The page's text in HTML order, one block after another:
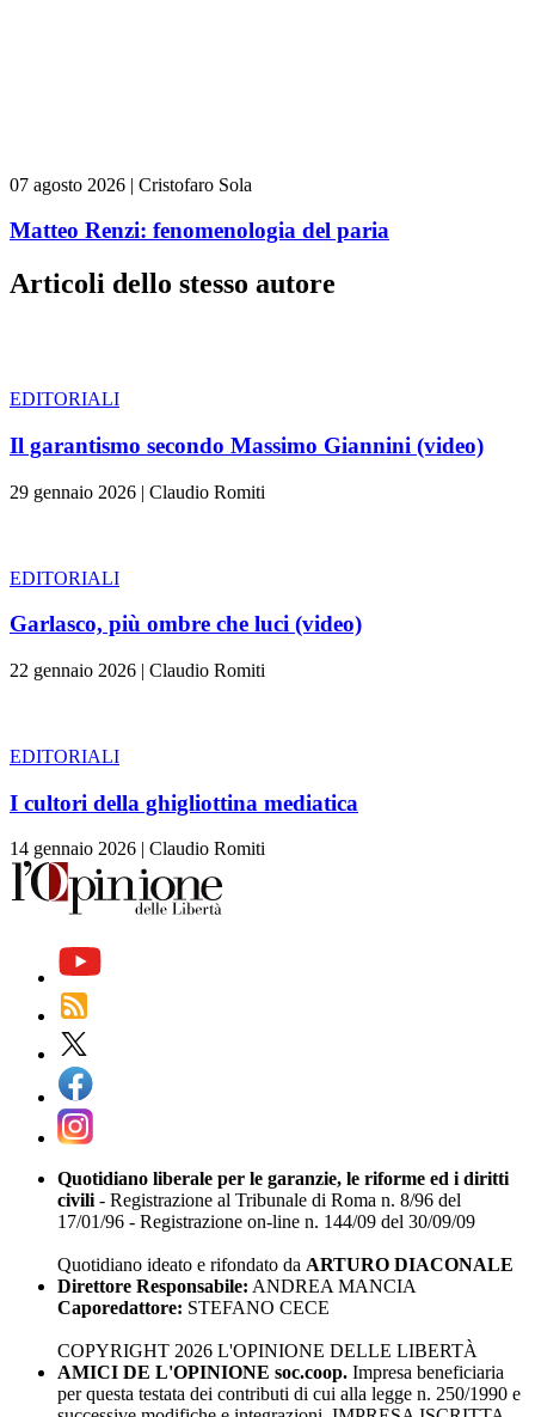
07 agosto 2026 | Cristofaro Sola
Matteo Renzi: fenomenologia del paria
Articoli dello stesso autore
EDITORIALI
Il garantismo secondo Massimo Giannini (video)
29 gennaio 2026 | Claudio Romiti
EDITORIALI
Garlasco, più ombre che luci (video)
22 gennaio 2026 | Claudio Romiti
EDITORIALI
I cultori della ghigliottina mediatica
14 gennaio 2026 | Claudio Romiti
Quotidiano liberale per le garanzie, le riforme ed i diritti
civili- Registrazione al Tribunale di Roma n. 8/96 del
17/01/96 - Registrazione on-line n. 144/09 del 30/09/09
Quotidiano ideato e rifondato da ARTURO DIACONALE
Direttore Responsabile: ANDREA MANCIA
Caporedattore: STEFANO CECE
COPYRIGHT 2026 L'OPINIONE DELLE LIBERTÀ
AMICI DE L'OPINIONE soc.coop. Impresa beneficiaria
per questa testata dei contributi di cui alla legge n. 250/1990 e